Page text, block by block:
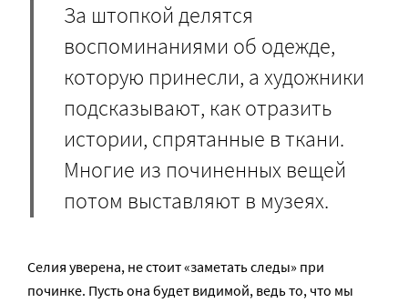
За штопкой делятся
воспоминаниями об одежде,
которую принесли, а художники
подсказывают, как отразить
истории, спрятанные в ткани.
Многие из починенных вещей
потом выставляют в музеях.
Селия уверена, не стоит «заметать следы» при
починке. Пусть она будет видимой, ведь то, что мы